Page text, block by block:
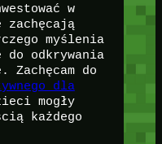
w
myślenia
odkrywania
do
dla
mogły
każdego